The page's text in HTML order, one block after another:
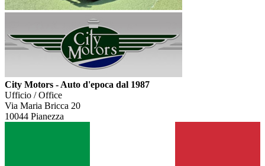
City Motors - Auto d'epoca dal 1987
Ufficio / Office
Via Maria Bricca 20
10044 Pianezza